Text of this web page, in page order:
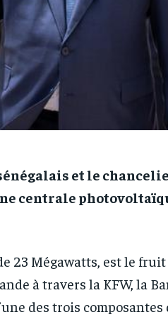
et le
centrale
23 Mégawatts, est le
à travers la KFW, la
des trois composantes